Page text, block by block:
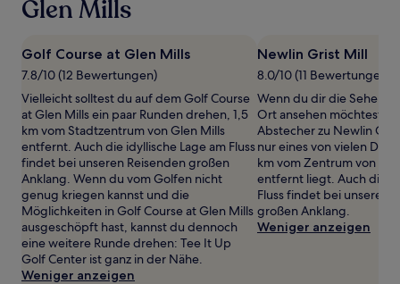
Aufenthalt
1 Übernachtung
2 Erwachsenen
gefunden
wurde.
Preise
und
Verfügbarkeiten
können
sich
ändern.
können
zusätzliche
Bedingungen
Glen Mills
Golf Course at Glen Mills
7.8/10 (12 Bewertungen)
Vielleicht solltest du auf dem Golf Course
at Glen Mills ein paar Runden drehen, 1,5
km vom Stadtzentrum von Glen Mills
entfernt. Auch die idyllische Lage am Fluss
findet bei unseren Reisenden großen
Anklang. Wenn du vom Golfen nicht
genug kriegen kannst und die
Möglichkeiten in Golf Course at Glen Mills
ausgeschöpft hast, kannst du dennoch
eine weitere Runde drehen: Tee It Up
Golf Center ist ganz in der Nähe.
Weniger anzeigen
Newlin Grist Mill
8.0/10 (11 Bewertungen)
Wenn du dir die
Ort ansehen möchtest,
Abstecher zu Newlin
nur eines von vielen
km vom Zentrum von
entfernt liegt. Auch die
Fluss findet bei unseren
großen Anklang.
Weniger anzeigen